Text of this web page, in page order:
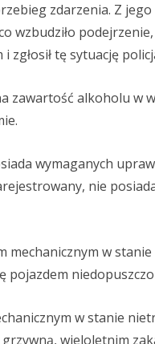
zdarzenia. Z jego
wzbudziło
zgłosił tę sytuację
zawartość alkoholu w
wymaganych
nie
mechanicznym w
w stanie
wieloletnim